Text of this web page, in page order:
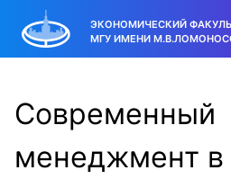
ЭКОНОМИЧЕСКИЙ
МГУ ИМЕНИ
Современный
менеджмент в